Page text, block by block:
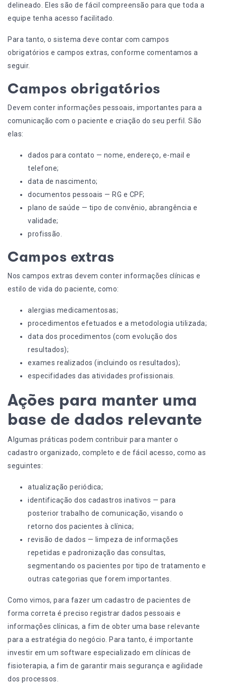
delineado. Eles são de fácil compreensão para que toda a
equipe tenha acesso facilitado.
Para tanto, o sistema deve contar com campos
obrigatórios e campos extras, conforme comentamos a
seguir.
Campos obrigatórios
Devem conter informações pessoais, importantes para a
comunicação com o paciente e criação do seu perfil. São
elas:
dados para contato — nome, endereço, e-mail e
telefone;
data de nascimento;
documentos pessoais — RG e CPF;
plano de saúde — tipo de convênio, abrangência e
validade;
profissão.
Campos extras
Nos campos extras devem conter informações clínicas e
estilo de vida do paciente, como:
alergias medicamentosas;
procedimentos efetuados e a metodologia utilizada;
data dos procedimentos (com evolução dos
resultados);
exames realizados (incluindo os resultados);
especifidades das atividades profissionais.
Ações para manter uma
base de dados relevante
Algumas práticas podem contribuir para manter o
cadastro organizado, completo e de fácil acesso, como as
seguintes:
atualização periódica;
identificação dos cadastros inativos — para
posterior trabalho de comunicação, visando o
retorno dos pacientes à clínica;
revisão de dados — limpeza de informações
repetidas e padronização das consultas,
segmentando os pacientes por tipo de tratamento e
outras categorias que forem importantes.
Como vimos, para fazer um cadastro de pacientes de
forma correta é preciso registrar dados pessoais e
informações clínicas, a fim de obter uma base relevante
para a estratégia do negócio. Para tanto, é importante
investir em um software especializado em clínicas de
fisioterapia, a fim de garantir mais segurança e agilidade
dos processos.